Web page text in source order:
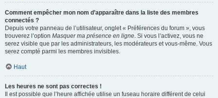
Comment empêcher mon nom d’apparaître dans la liste des membres
connectés ?
Depuis votre panneau de l’utilisateur, onglet « Préférences du forum », vous
trouverez l’option Masquer ma présence en ligne. Si vous l’activez, vous ne
serez visible que par les administrateurs, les modérateurs et vous-même. Vous
serez compté parmi les membres invisibles.
Haut
Les heures ne sont pas correctes !
Il est possible que l’heure affichée utilise un fuseau horaire différent de celui